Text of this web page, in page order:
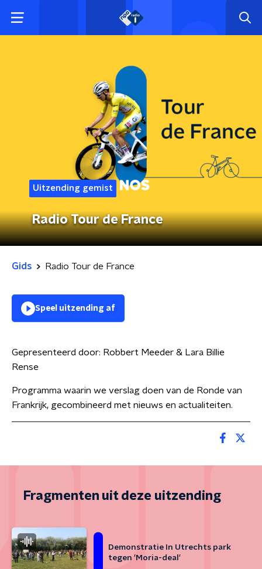
Uitzending gemist
Radio Tour de France
Gids Radio Tour de France
Speel uitzending af
Gepresenteerd door: Robbert Meeder & Lara Billie
Rense
Programma waarin we verslag doen van de Ronde van
Frankrijk, gecombineerd met nieuws en actualiteiten.
Fragmenten uit deze uitzending
Demonstratie In Utrechts park
tegen 'Moria-deal'